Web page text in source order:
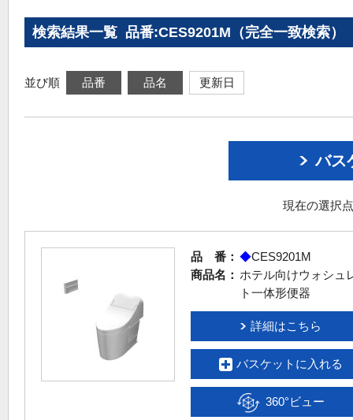
検索結果一覧 品番:CES9201M（完全一致検索）
並び順 品番 品名 更新日
バス
現在の選択
品 番： ◆CES9201M
商品名： ホテル向けウォシュ
ト一体形便器
詳細はこちら
バスケットに入れる
360°ビュー